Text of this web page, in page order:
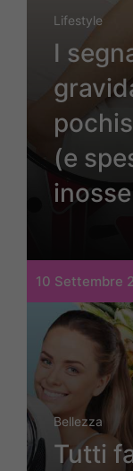
Lifestyle
I
(e
10 Settembre
Bellezza
Tutti